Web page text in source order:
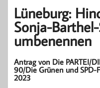
Lüneburg:
Sonja-
umbenennen
Antrag von Die PARTEI/
90/Die Grünen und SPD-
2023